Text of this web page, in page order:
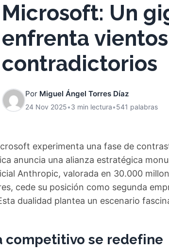
Microsoft: Un
enfrenta
contradictorios
Por Miguel Ángel Torres Díaz
24 Nov 2025•3 min lectura•541 palabras
experimenta una fase de
anuncia una alianza estratégica
Anthropic, valorada en 30.000
cede su posición como segunda
dualidad plantea un escenario
competitivo se redefine